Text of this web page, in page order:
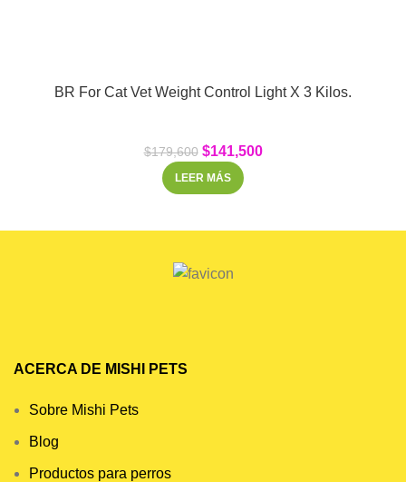
BR For Cat Vet Weight Control Light X 3 Kilos.
$179,600 $141,500
LEER MÁS
ACERCA DE MISHI PETS
Sobre Mishi Pets
Blog
Productos para perros